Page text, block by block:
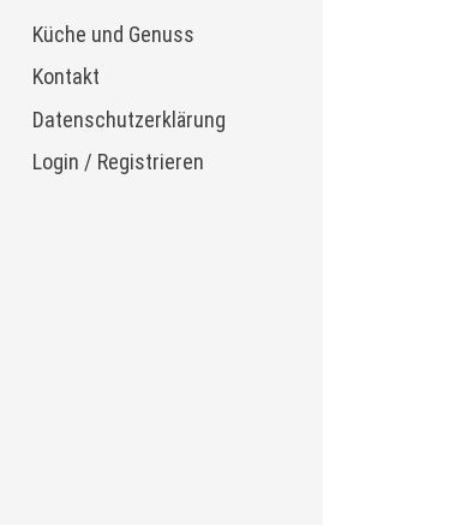
Küche und Genuss
Kontakt
Datenschutzerklärung
Login / Registrieren